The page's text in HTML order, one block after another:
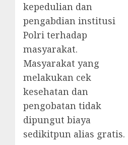
kepedulian dan
pengabdian institusi
Polri terhadap
masyarakat.
Masyarakat yang
melakukan cek
kesehatan dan
pengobatan tidak
dipungut biaya
sedikitpun alias gratis.